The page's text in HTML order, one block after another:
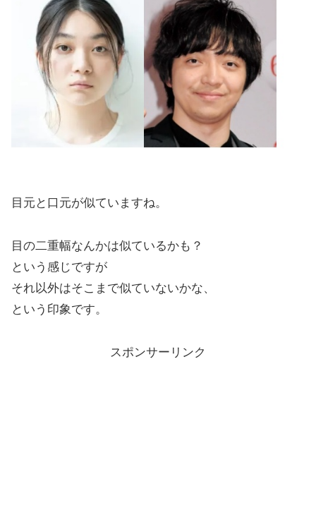
目元と口元が似ていますね。
目の二重幅なんかは似ているかも？
という感じですが
それ以外はそこまで似ていないかな、
という印象です。
スポンサーリンク